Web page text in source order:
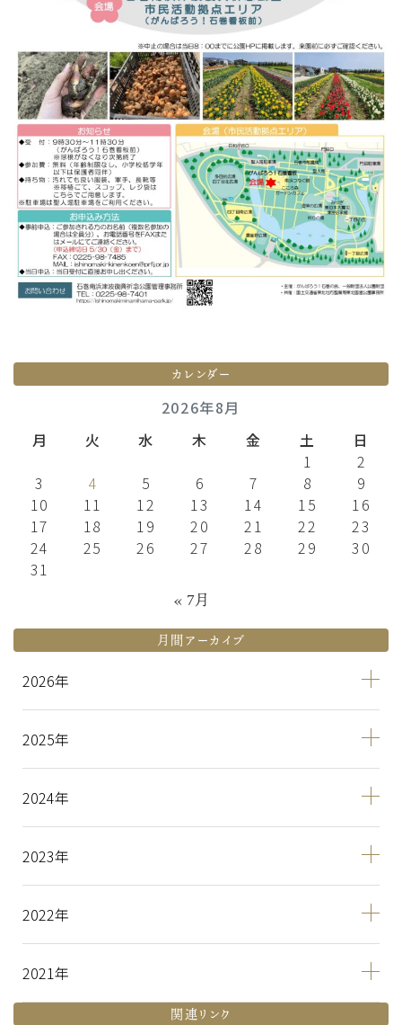
カレンダー
2026年8月
月
火 水 木 金 土
日
1
2
3
4 5 6 7 8
9
10
11 12 13 14 15
16
17
18 19 20 21 22
23
24
25 26 27 28 29
30
31
« 7月
月間アーカイブ
2026
2025
2024
2023
2022
2021
関連リンク